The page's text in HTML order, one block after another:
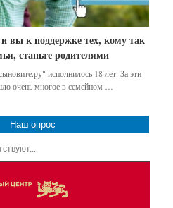
вы к поддержке тех, кому так
станьте родителями
исполнилось 18 лет. За эти
очень многое в семейном …
Наш опрос